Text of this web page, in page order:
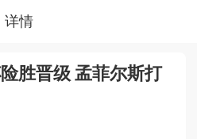
详情
胜晋级 孟菲尔斯打